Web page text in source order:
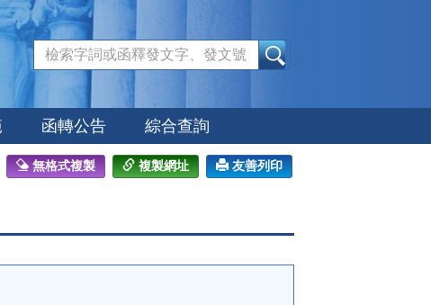
函轉公告 綜合查詢
無格式複製 複製網址 友善列印